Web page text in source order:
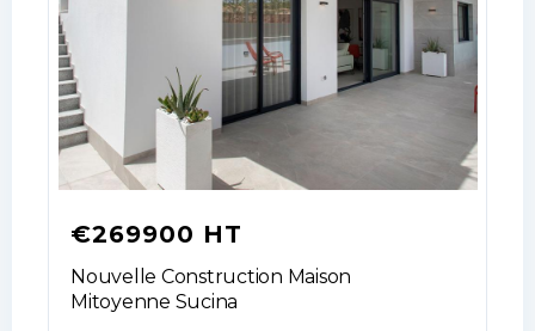
€269900 HT
Nouvelle Construction Maison
Mitoyenne Sucina